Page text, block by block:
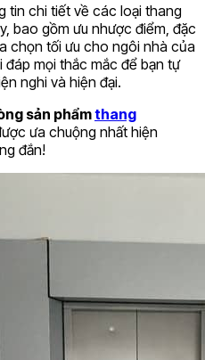
tin chi tiết về các loại thang
bao gồm ưu nhược điểm, đặc
chọn tối ưu cho ngôi nhà của
đáp mọi thắc mắc để bạn tự
nghi và hiện đại.
sản phẩmthang
ưa chuộng nhất hiện
đắn!